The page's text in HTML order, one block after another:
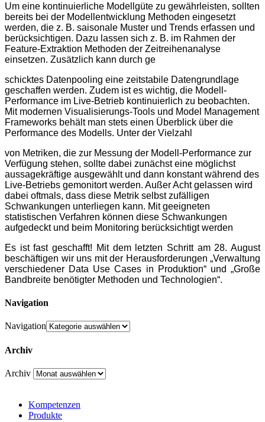
Um eine kontinuierliche Modellgüte zu gewährleisten, sollten
bereits bei der Modellentwicklung Methoden eingesetzt
werden, die z. B. saisonale Muster und Trends erfassen und
berücksichtigen. Dazu lassen sich z. B. im Rahmen der
Feature-Extraktion Methoden der Zeitreihenanalyse
einsetzen. Zusätzlich kann durch ge
schicktes Datenpooling eine zeitstabile Datengrundlage
geschaffen werden. Zudem ist es wichtig, die Modell-
Performance im Live-Betrieb kontinuierlich zu beobachten.
Mit modernen Visualisierungs-Tools und Model Management
Frameworks behält man stets einen Überblick über die
Performance des Modells. Unter der Vielzahl
von Metriken, die zur Messung der Modell-Performance zur
Verfügung stehen, sollte dabei zunächst eine möglichst
aussagekräftige ausgewählt und dann konstant während des
Live-Betriebs gemonitort werden. Außer Acht gelassen wird
dabei oftmals, dass diese Metrik selbst zufälligen
Schwankungen unterliegen kann. Mit geeigneten
statistischen Verfahren können diese Schwankungen
aufgedeckt und beim Monitoring berücksichtigt werden
Es ist fast geschafft! Mit dem letzten Schritt am 28. August
beschäftigen wir uns mit der Herausforderungen „Verwaltung
verschiedener Data Use Cases in Produktion“ und „Große
Bandbreite benötigter Methoden und Technologien“.
Navigation
Navigation
Archiv
Archiv
Kompetenzen
Produkte